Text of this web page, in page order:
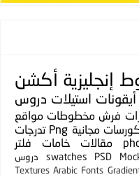
إنجليزية أكشن
أيقونات استيلات دروس
فرش مخطوطات مواقع
مجانية Png تدرجات
مقالات خامات
فلتر
PSD
swatches
دروس
Arabic Fonts
Textures